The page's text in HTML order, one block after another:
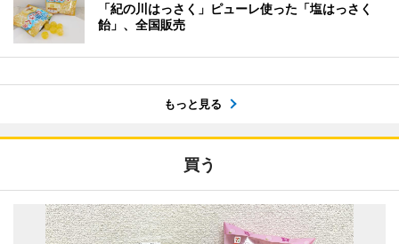
「紀の川はっさく」ピューレ使った「塩はっさく
飴」、全国販売
もっと見る
買う